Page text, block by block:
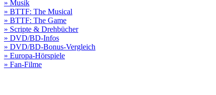
» Musik
» BTTF: The Musical
» BTTF: The Game
» Scripte & Drehbücher
» DVD/BD-Infos
» DVD/BD-Bonus-Vergleich
» Europa-Hörspiele
» Fan-Filme